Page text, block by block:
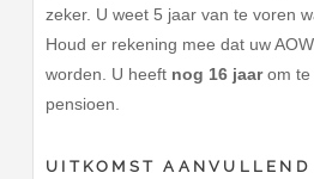
zeker. U weet 5 jaar van te voren
Houd er rekening mee dat uw
worden. U heeft nog 16 jaarom te
pensioen.
UITKOMST AANVULLEND